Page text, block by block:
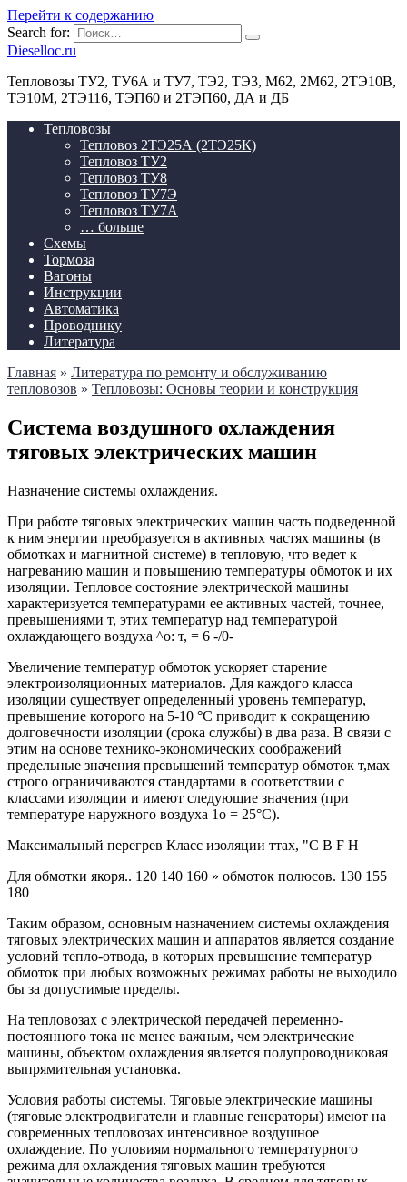
Перейти к содержанию
Search for:
Dieselloc.ru
Тепловозы ТУ2, ТУ6А и ТУ7, ТЭ2, ТЭ3, М62, 2М62, 2ТЭ10В,
ТЭ10М, 2ТЭ116, ТЭП60 и 2ТЭП60, ДА и ДБ
Тепловозы
Тепловоз 2ТЭ25А (2ТЭ25К)
Тепловоз ТУ2
Тепловоз ТУ8
Тепловоз ТУ7Э
Тепловоз ТУ7А
… больше
Схемы
Тормоза
Вагоны
Инструкции
Автоматика
Проводнику
Литература
Главная » Литература по ремонту и обслуживанию
тепловозов » Тепловозы: Основы теории и конструкция
Система воздушного охлаждения
тяговых электрических машин
Назначение системы охлаждения.
При работе тяговых электрических машин часть подведенной
к ним энергии преобразуется в активных частях машины (в
обмотках и магнитной системе) в тепловую, что ведет к
нагреванию машин и повышению температуры обмоток и их
изоляции. Тепловое состояние электрической машины
характеризуется температурами ее активных частей, точнее,
превышениями т, этих температур над температурой
охлаждающего воздуха ^о: т, = 6 -/0-
Увеличение температур обмоток ускоряет старение
электроизоляционных материалов. Для каждого класса
изоляции существует определенный уровень температур,
превышение которого на 5-10 °С приводит к сокращению
долговечности изоляции (срока службы) в два раза. В связи с
этим на основе технико-экономических соображений
предельные значения превышений температур обмоток т,мах
строго ограничиваются стандартами в соответствии с
классами изоляции и имеют следующие значения (при
температуре наружного воздуха 1о = 25°С).
Максимальный перегрев Класс изоляции ттах, "С В F H
Для обмотки якоря.. 120 140 160 » обмоток полюсов. 130 155
180
Таким образом, основным назначением системы охлаждения
тяговых электрических машин и аппаратов является создание
условий тепло-отвода, в которых превышение температур
обмоток при любых возможных режимах работы не выходило
бы за допустимые пределы.
На тепловозах с электрической передачей переменно-
постоянного тока не менее важным, чем электрические
машины, объектом охлаждения является полупроводниковая
выпрямительная установка.
Условия работы системы. Тяговые электрические машины
(тяговые электродвигатели и главные генераторы) имеют на
современных тепловозах интенсивное воздушное
охлаждение. По условиям нормального температурного
режима для охлаждения тяговых машин требуются